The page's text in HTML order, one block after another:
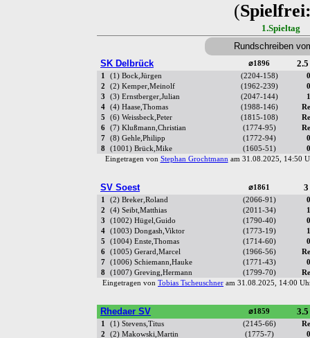
(
1.Spieltag
Rundschreiben
SK Delbrück
⌀1896
1 (1) Bock,Jürgen (2204-158)
2
(2) Kemper,Meinolf (1962-239)
3
(3) Ernstberger,Julian (2047-144)
4
(4) Haase,Thomas (1988-146)
5
(6) Weissbeck,Peter (1815-108)
6
(7) Klußmann,Christian (1774-95)
7
(8) Gehle,Philipp (1772-94)
8
(1001) Brück,Mike (1605-51)
Eingetragen von Stephan Grochtmannam 31.08.2025, 14:50
SV Soest ⌀1861 3
1 (2) Breker,Roland (2066-91)
2
(4) Seibt,Matthias (2011-34)
3
(1002) Hügel,Guido (1790-40)
4
(1003) Dongash,Viktor (1773-19)
5
(1004) Enste,Thomas (1714-60)
6
(1005) Gerard,Marcel (1966-56)
7
(1006) Schiemann,Hauke (1771-43)
8
(1007) Greving,Hermann (1799-70)
Eingetragen von Tobias Tscheuschner am 31.08.2025, 14:00
Rhedaer SV ⌀1859
1 (1) Stevens,Titus (2145-66)
2
(2) Makowski,Martin (1775-7)